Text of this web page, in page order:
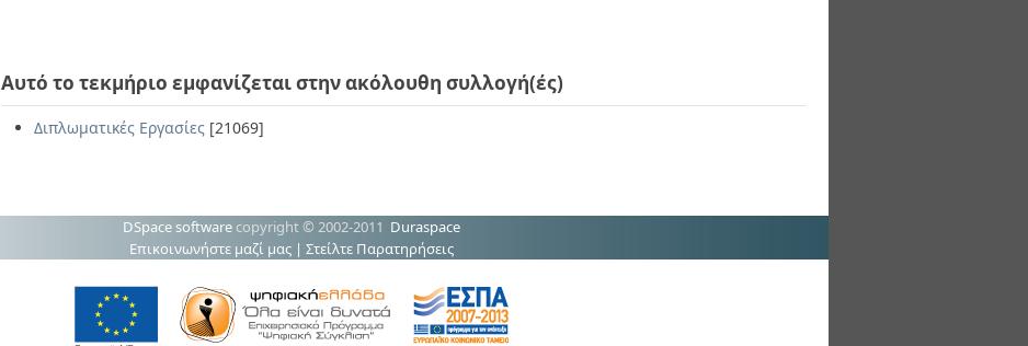
Αυτό το τεκμήριο εμφανίζεται στην ακόλουθη συλλογή(ές)
Διπλωματικές Εργασίες [21069]
DSpace software copyright © 2002-2011 Duraspace
Επικοινωνήστε μαζί μας | Στείλτε Παρατηρήσεις